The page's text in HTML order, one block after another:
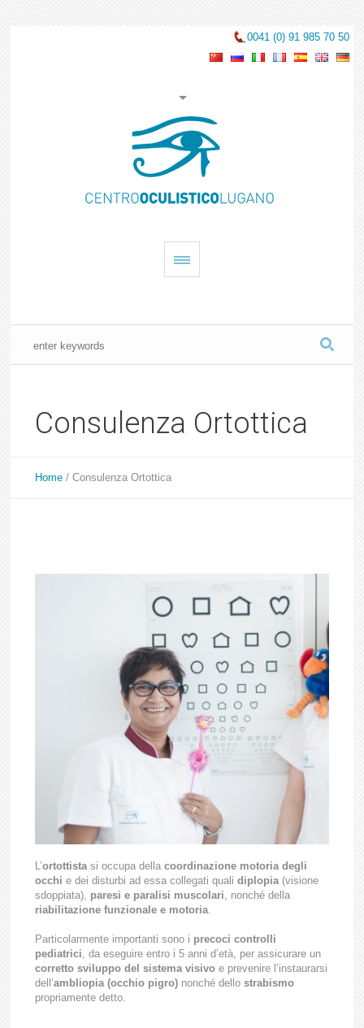
0041 (0) 91 985 70 50
Consulenza Ortottica
Home /Consulenza Ortottica
L’ortottistasi occupa dellacoordinazione motoria degli
occhi e dei disturbi ad essa collegati qualidiplopia(visione
sdoppiata), paresi e paralisi muscolari, nonché della
riabilitazione funzionale e motoria.
Particolarmente importanti sono i precoci controlli
pediatrici, da eseguire entro i 5 anni d’età, per assicurare un
corretto sviluppo del sistema visivo e prevenire l’instaurarsi
dell’ambliopia (occhio pigro) nonché dellostrabismo
propriamente detto.